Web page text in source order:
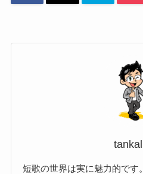
短歌の世界は実に魅力的です